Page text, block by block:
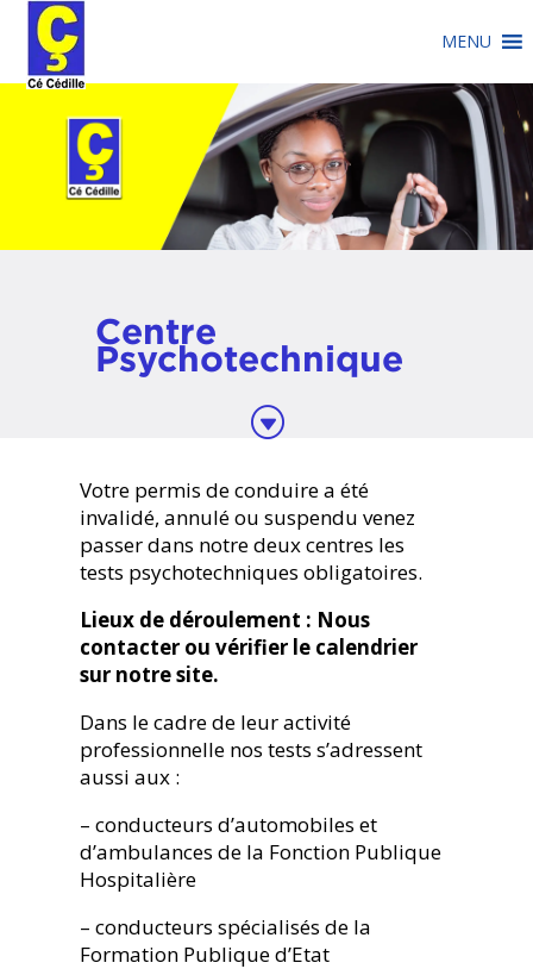
MENU
Centre
Psychotechnique
G
Votre permis de conduire a été
invalidé, annulé ou suspendu venez
passer dans notre deux centres les
tests psychotechniques obligatoires.
Lieux de déroulement : Nous
contacter ou vérifier le calendrier
sur notre site.
Dans le cadre de leur activité
professionnelle nos tests s’adressent
aussi aux :
– conducteurs d’automobiles et
d’ambulances de la Fonction Publique
Hospitalière
– conducteurs spécialisés de la
Formation Publique d’Etat